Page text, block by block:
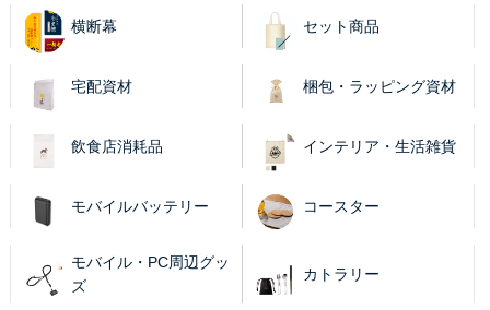
横断幕 セット商品
宅配資材 梱包・ラッピング資材
飲食店消耗品 インテリア・生活雑貨
モバイルバッテリー コースター
モバイル・PC周辺グッ
ズ
カトラリー